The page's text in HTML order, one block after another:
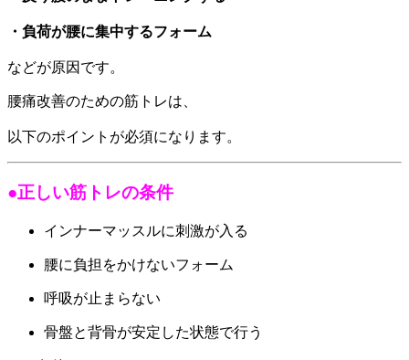
・負荷が腰に集中するフォーム
などが原因です。
腰痛改善のための筋トレは、
以下のポイントが必須になります。
●正しい筋トレの条件
インナーマッスルに刺激が入る
腰に負担をかけないフォーム
呼吸が止まらない
骨盤と背骨が安定した状態で行う